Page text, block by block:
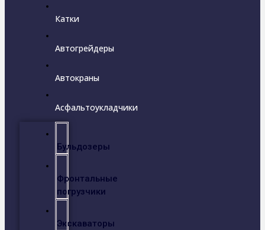
Катки
Автогрейдеры
Автокраны
Асфальтоукладчики
Бульдозеры
Фронтальные
погрузчики
Экскаваторы